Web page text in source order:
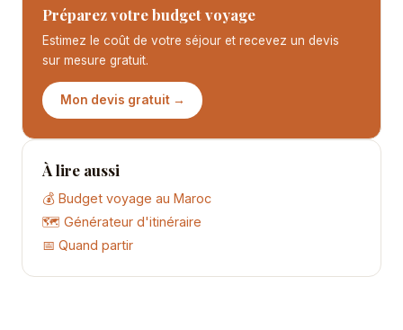
Préparez votre budget voyage
Estimez le coût de votre séjour et recevez un devis
sur mesure gratuit.
Mon devis gratuit →
À lire aussi
💰 Budget voyage au Maroc
🗺️ Générateur d'itinéraire
📅 Quand partir